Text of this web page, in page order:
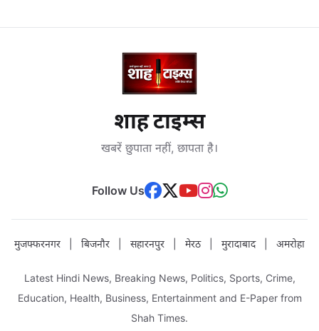
शाह टाइम्स
खबरें छुपाता नहीं, छापता है।
Follow Us
मुजफ्फरनगर बिजनौर सहारनपुर मेरठ मुरादाबाद अमरोहा
Latest Hindi News, Breaking News, Politics, Sports, Crime,
Education, Health, Business, Entertainment and E-Paper from
Shah Times.